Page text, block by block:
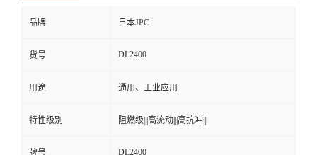
品牌 日本JPC
货号 DL2400
用途 通用、工业应用
特性级别 阻燃级|||高流动|||高抗冲|||
牌号 DL2400